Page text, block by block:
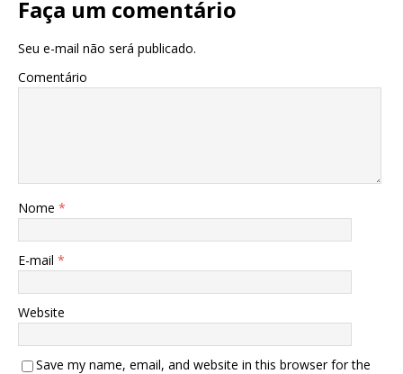
Faça um comentário
Seu e-mail não será publicado.
Comentário
Nome *
E-mail *
Website
Save my name, email, and website in this browser for the